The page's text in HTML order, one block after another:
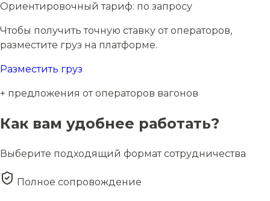
Ориентировочный тариф: по запросу
Чтобы получить точную ставку от операторов,
разместите груз на платформе.
Разместить груз
+ предложения от операторов вагонов
Как вам удобнее работать?
Выберите подходящий формат сотрудничества
Полное сопровождение